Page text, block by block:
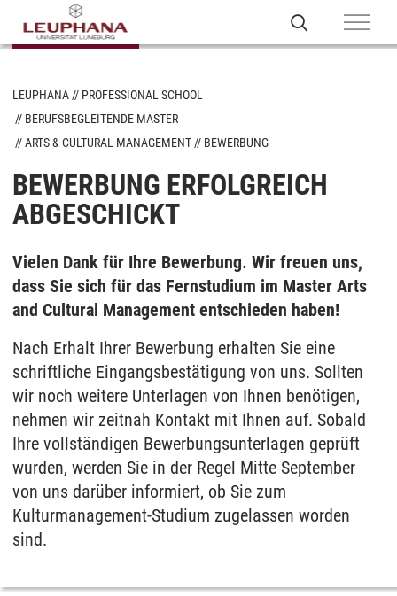
LEUPHANA
PROFESSIONAL SCHOOL
BERUFSBEGLEITENDE MASTER
ARTS & CULTURAL MANAGEMENT
BEWERBUNG
BEWERBUNG ERFOLGREICH
ABGESCHICKT
Vielen Dank für Ihre Bewerbung. Wir freuen uns,
dass Sie sich für das Fernstudium im Master Arts
and Cultural Management entschieden haben!
Nach Erhalt Ihrer Bewerbung erhalten Sie eine
schriftliche Eingangsbestätigung von uns. Sollten
wir noch weitere Unterlagen von Ihnen benötigen,
nehmen wir zeitnah Kontakt mit Ihnen auf. Sobald
Ihre vollständigen Bewerbungsunterlagen geprüft
wurden, werden Sie in der Regel Mitte September
von uns darüber informiert, ob Sie zum
Kulturmanagement-Studium zugelassen worden
sind.